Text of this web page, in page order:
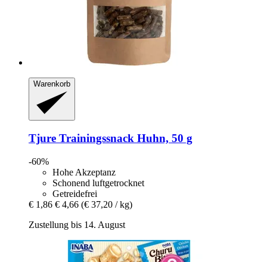
Warenkorb
Tjure Trainingssnack Huhn, 50 g
-60%
Hohe Akzeptanz
Schonend luftgetrocknet
Getreidefrei
€ 1,86 € 4,66 (€ 37,20 / kg)
Zustellung bis 14. August